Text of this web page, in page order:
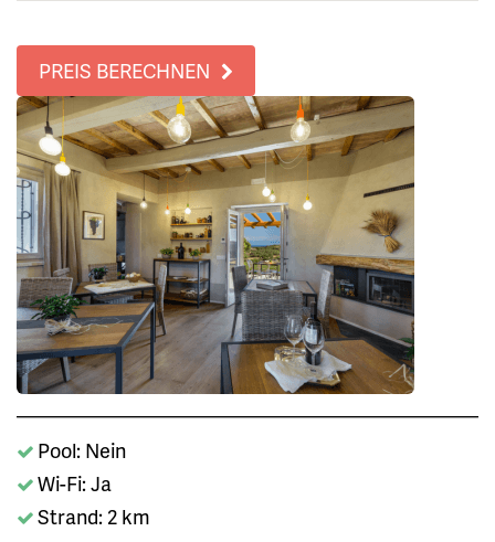
PREIS BERECHNEN
Pool: Nein
Wi-Fi: Ja
Strand: 2 km